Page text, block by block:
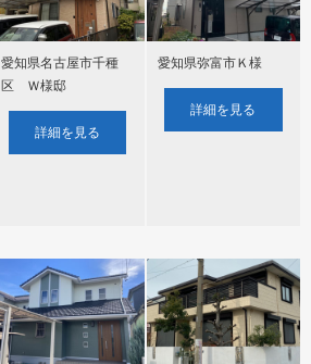
愛知県名古屋市千種
区 Ｗ様邸
詳細を見る
愛知県弥富市Ｋ様
詳細を見る